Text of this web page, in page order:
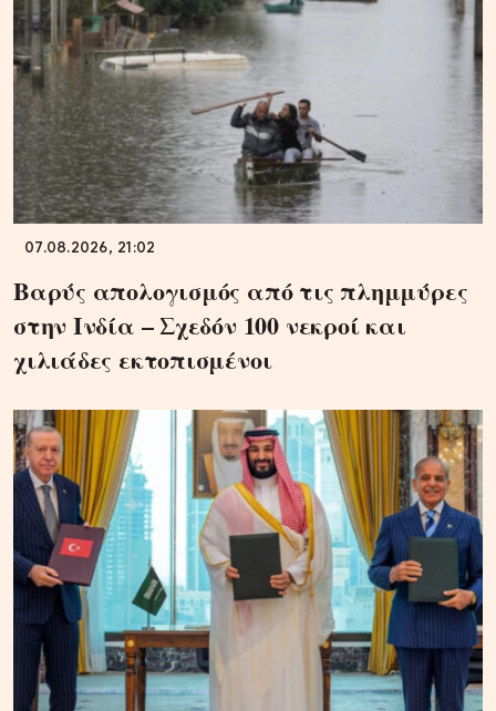
07.08.2026, 21:02
Βαρύς απολογισμός από τις πλημμύρες
στην Ινδία – Σχεδόν 100 νεκροί και
χιλιάδες εκτοπισμένοι